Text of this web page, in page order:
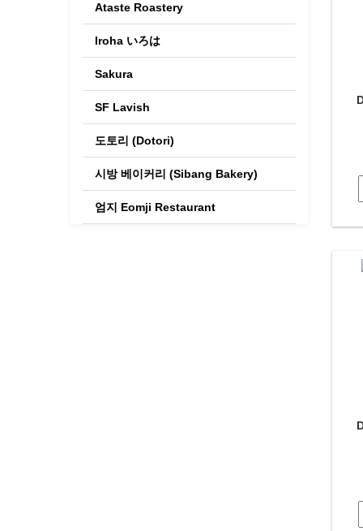
Ataste Roastery
Iroha いろは
Sakura
SF Lavish
도토리 (Dotori)
시방 베이커리 (Sibang Bakery)
엄지 Eomji Restaurant